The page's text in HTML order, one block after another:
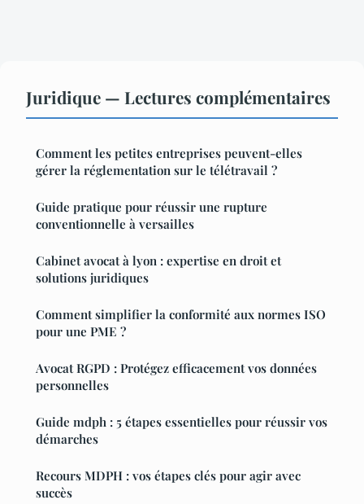
Juridique — Lectures complémentaires
Comment les petites entreprises peuvent-elles
gérer la réglementation sur le télétravail ?
Guide pratique pour réussir une rupture
conventionnelle à versailles
Cabinet avocat à lyon : expertise en droit et
solutions juridiques
Comment simplifier la conformité aux normes ISO
pour une PME ?
Avocat RGPD : Protégez efficacement vos données
personnelles
Guide mdph : 5 étapes essentielles pour réussir vos
démarches
Recours MDPH : vos étapes clés pour agir avec
succès